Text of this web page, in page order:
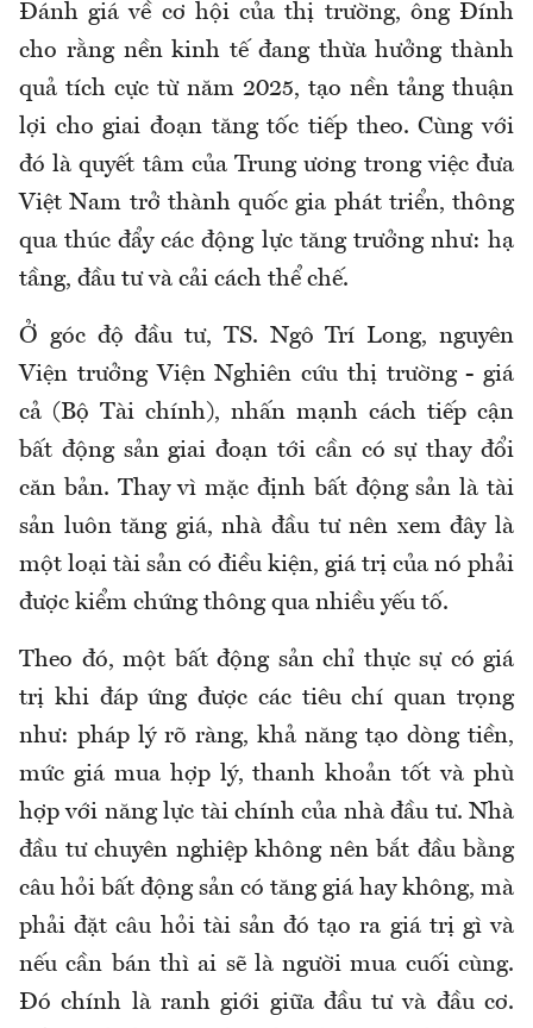
Đánh giá về cơ hội của thị trường, ông Đính
cho rằng nền kinh tế đang thừa hưởng thành
quả tích cực từ năm 2025, tạo nền tảng thuận
lợi cho giai đoạn tăng tốc tiếp theo. Cùng với
đó là quyết tâm của Trung ương trong việc đưa
Việt Nam trở thành quốc gia phát triển, thông
qua thúc đẩy các động lực tăng trưởng như: hạ
tầng, đầu tư và cải cách thể chế.
Ở góc độ đầu tư, TS. Ngô Trí Long, nguyên
Viện trưởng Viện Nghiên cứu thị trường - giá
cả (Bộ Tài chính), nhấn mạnh cách tiếp cận
bất động sản giai đoạn tới cần có sự thay đổi
căn bản. Thay vì mặc định bất động sản là tài
sản luôn tăng giá, nhà đầu tư nên xem đây là
một loại tài sản có điều kiện, giá trị của nó phải
được kiểm chứng thông qua nhiều yếu tố.
Theo đó, một bất động sản chỉ thực sự có giá
trị khi đáp ứng được các tiêu chí quan trọng
như: pháp lý rõ ràng, khả năng tạo dòng tiền,
mức giá mua hợp lý, thanh khoản tốt và phù
hợp với năng lực tài chính của nhà đầu tư. Nhà
đầu tư chuyên nghiệp không nên bắt đầu bằng
câu hỏi bất động sản có tăng giá hay không, mà
phải đặt câu hỏi tài sản đó tạo ra giá trị gì và
nếu cần bán thì ai sẽ là người mua cuối cùng.
Đó chính là ranh giới giữa đầu tư và đầu cơ.